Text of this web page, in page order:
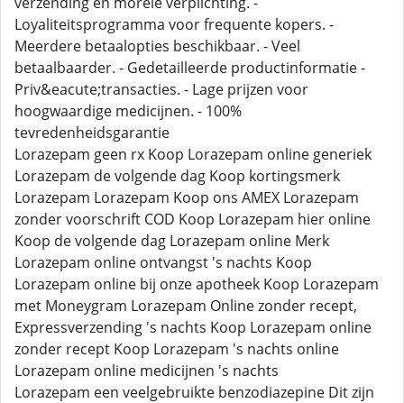
Loyaliteitsprogramma voor frequente kopers. -
Meerdere betaalopties beschikbaar. - Veel
betaalbaarder. - Gedetailleerde productinformatie -
Priv&eacute;transacties. - Lage prijzen voor
hoogwaardige medicijnen. - 100%
tevredenheidsgarantie
Lorazepam geen rx Koop Lorazepam online generiek
Lorazepam de volgende dag Koop kortingsmerk
Lorazepam Lorazepam Koop ons AMEX Lorazepam
zonder voorschrift COD Koop Lorazepam hier online
Koop de volgende dag Lorazepam online Merk
Lorazepam online ontvangst 's nachts Koop
Lorazepam online bij onze apotheek Koop Lorazepam
met Moneygram Lorazepam Online zonder recept,
Expressverzending 's nachts Koop Lorazepam online
zonder recept Koop Lorazepam 's nachts online
Lorazepam online medicijnen 's nachts
Lorazepam een veelgebruikte benzodiazepine Dit zijn